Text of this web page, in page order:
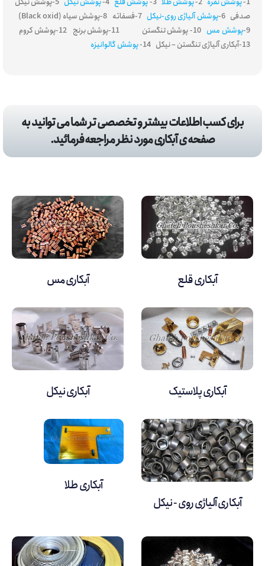
صدفی 6- پوشش آلیاژی روی-نیکل
7-فسفاته 8-پوشش سیاه (Black oxid)
9- پوشش مس
10- پوشش تنگستن 11-پوشش برنج 12-پوشش کروم
13-آبکاری آلیاژی تنگستن – نیکل 14-
پوشش گالوانیزه
برای کسب اطلاعات بیشتر و تخصصی تر شما می توانید به
صفحه ی آبکاری مورد نظر مراجعه فرمائید.
آبکاری قلع
آبکاری پلاستیک
آبکاری آلیاژی روی - نیکل
آبکاری مس
آبکاری نیکل
آبکاری طلا